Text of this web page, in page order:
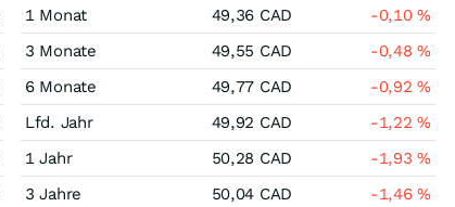
1 Monat
49,36 CAD -0,10%
3 Monate
49,55 CAD -0,48%
6 Monate
49,77 CAD -0,92%
Lfd. Jahr
49,92 CAD -1,22%
1 Jahr
50,28 CAD -1,93%
3 Jahre
50,04 CAD -1,46%